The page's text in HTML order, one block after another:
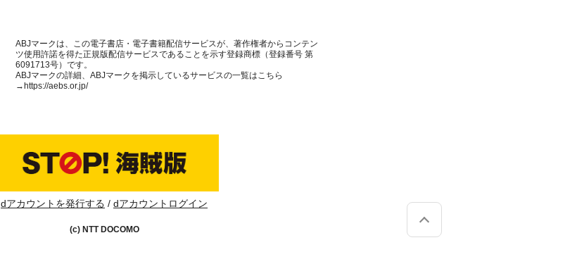
ABJマークは、この電子書店・電子書籍配信サービスが、著作権者からコンテン
ツ使用許諾を得た正規版配信サービスであることを示す登録商標（登録番号 第
6091713号）です。
ABJマークの詳細、ABJマークを掲示しているサービスの一覧はこちら
→ https://aebs.or.jp/
dアカウントを発行する dアカウントログイン
(c) NTT DOCOMO